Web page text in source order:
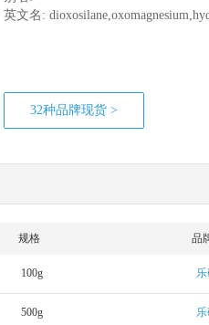
英文名:
32种品牌现货 >
规格 品
100g
500g